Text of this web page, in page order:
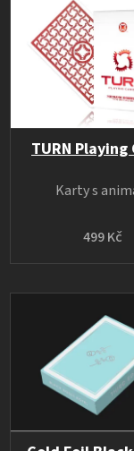
TURN Playing
499 Kč
Karty s